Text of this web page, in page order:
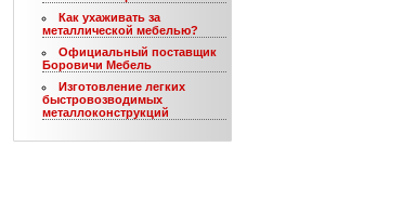
Как ухаживать за
металлической мебелью?
Официальный поставщик
Боровичи Мебель
Изготовление легких
быстровозводимых
металлоконструкций